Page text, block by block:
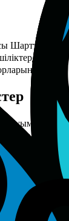
Шарттарды
деп
және
ескермей,